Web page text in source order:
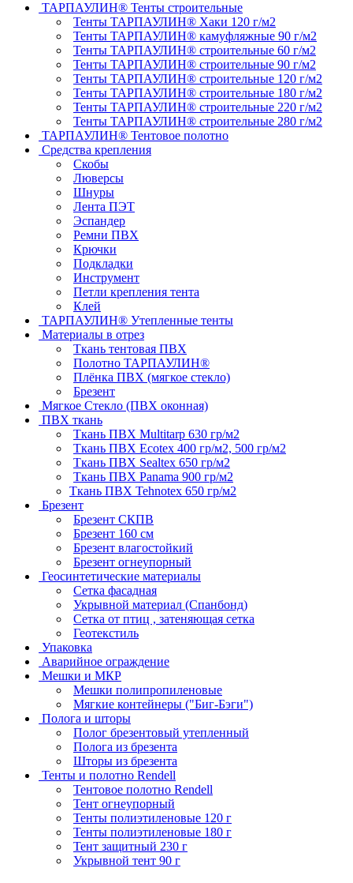
ТАРПАУЛИН® Тенты строительные
Тенты ТАРПАУЛИН® Хаки 120 г/м2
Тенты ТАРПАУЛИН® камуфляжные 90 г/м2
Тенты ТАРПАУЛИН® строительные 60 г/м2
Тенты ТАРПАУЛИН® строительные 90 г/м2
Тенты ТАРПАУЛИН® строительные 120 г/м2
Тенты ТАРПАУЛИН® строительные 180 г/м2
Тенты ТАРПАУЛИН® строительные 220 г/м2
Тенты ТАРПАУЛИН® строительные 280 г/м2
ТАРПАУЛИН® Тентовое полотно
Средства крепления
Скобы
Люверсы
Шнуры
Лента ПЭТ
Эспандер
Ремни ПВХ
Крючки
Подкладки
Инструмент
Петли крепления тента
Клей
ТАРПАУЛИН® Утепленные тенты
Материалы в отрез
Ткань тентовая ПВХ
Полотно ТАРПАУЛИН®
Плёнка ПВХ (мягкое стекло)
Брезент
Мягкое Стекло (ПВХ оконная)
ПВХ ткань
Ткань ПВХ Multitarp 630 гр/м2
Ткань ПВХ Ecotex 400 гр/м2, 500 гр/м2
Ткань ПВХ Sealtex 650 гр/м2
Ткань ПВХ Panama 900 гр/м2
Ткань ПВХ Tehnotex 650 гр/м2
Брезент
Брезент СКПВ
Брезент 160 см
Брезент влагостойкий
Брезент огнеупорный
Геосинтетические материалы
Сетка фасадная
Укрывной материал (Спанбонд)
Сетка от птиц , затеняющая сетка
Геотекстиль
Упаковка
Аварийное ограждение
Мешки и МКР
Мешки полипропиленовые
Мягкие контейнеры ("Биг-Бэги")
Полога и шторы
Полог брезентовый утепленный
Полога из брезента
Шторы из брезента
Тенты и полотно Rendell
Тентовое полотно Rendell
Тент огнеупорный
Тенты полиэтиленовые 120 г
Тенты полиэтиленовые 180 г
Тент защитный 230 г
Укрывной тент 90 г